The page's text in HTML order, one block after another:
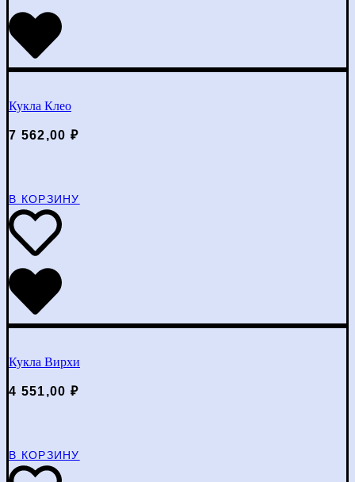
Кукла Клео
7 562,00 ₽
В КОРЗИНУ
Кукла Вирхи
4 551,00 ₽
В КОРЗИНУ